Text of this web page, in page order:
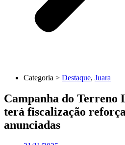
Categoria > Destaque, Juara
Campanha do Terreno
terá fiscalização
anunciadas